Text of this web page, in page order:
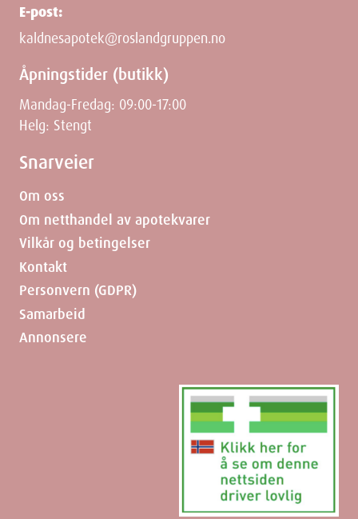
E-post:
kaldnesapotek@roslandgruppen.no
Åpningstider (butikk)
Mandag-Fredag: 09:00-17:00
Helg: Stengt
Snarveier
Om oss
Om netthandel av apotekvarer
Vilkår og betingelser
Kontakt
Personvern (GDPR)
Samarbeid
Annonsere